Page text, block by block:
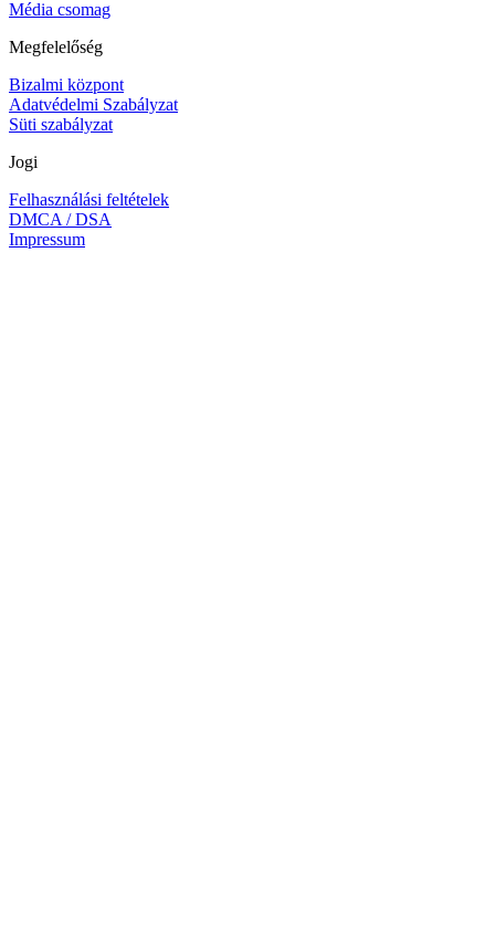
Média csomag
Megfelelőség
Bizalmi központ
Adatvédelmi Szabályzat
Süti szabályzat
Jogi
Felhasználási feltételek
DMCA / DSA
Impressum